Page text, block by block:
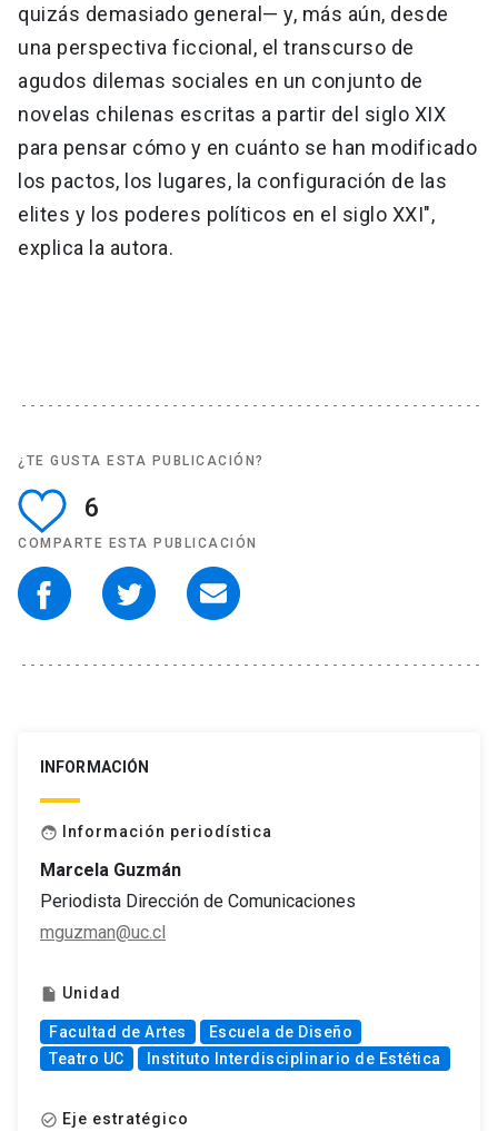
quizás demasiado general— y, más aún, desde
una perspectiva ficcional, el transcurso de
agudos dilemas sociales en un conjunto de
novelas chilenas escritas a partir del siglo XIX
para pensar cómo y en cuánto se han modificado
los pactos, los lugares, la configuración de las
elites y los poderes políticos en el siglo XXI",
explica la autora.
¿TE GUSTA ESTA PUBLICACIÓN?
6
COMPARTE ESTA PUBLICACIÓN
INFORMACIÓN
face Información periodística
Marcela Guzmán
Periodista Dirección de Comunicaciones
mguzman@uc.cl
insert_drive_file Unidad
Facultad de Artes
Escuela de Diseño
Teatro UC
Instituto Interdisciplinario de Estética
check_circle_outline Eje estratégico